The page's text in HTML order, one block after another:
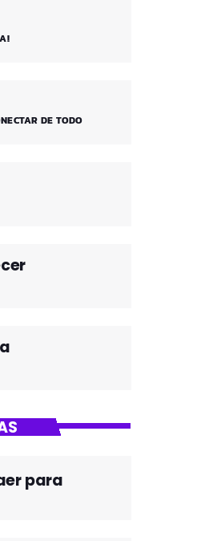
de tarde de los
4. ¡Disfruta!
DE TODO
para